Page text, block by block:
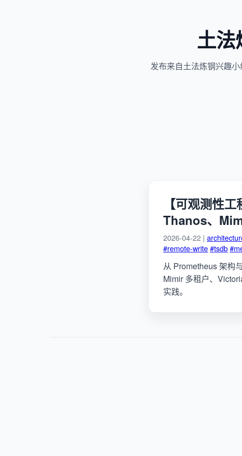
土
发布来自土法炼钢兴趣
【可观测性
Thanos、
2026-04-22 |
#remote-write#tsdb
从 Prometheus 架构
Mimir 多租户、
实践。